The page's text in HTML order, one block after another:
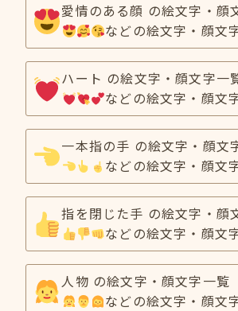
愛情のある顔 の絵文字・顔
などの絵文字・顔文
ハート の絵文字・顔文字一
などの絵文字・顔文
一本指の手 の絵文字・顔文
などの絵文字・顔文
指を閉じた手 の絵文字・顔
などの絵文字・顔文
人物 の絵文字・顔文字一覧
などの絵文字・顔文